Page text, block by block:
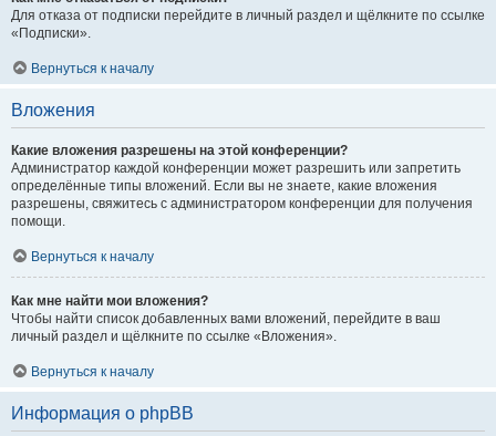
Для отказа от подписки перейдите в личный раздел и щёлкните по ссылке
«Подписки».
Вернуться к началу
Вложения
Какие вложения разрешены на этой конференции?
Администратор каждой конференции может разрешить или запретить
определённые типы вложений. Если вы не знаете, какие вложения
разрешены, свяжитесь с администратором конференции для получения
помощи.
Вернуться к началу
Как мне найти мои вложения?
Чтобы найти список добавленных вами вложений, перейдите в ваш
личный раздел и щёлкните по ссылке «Вложения».
Вернуться к началу
Информация о phpBB